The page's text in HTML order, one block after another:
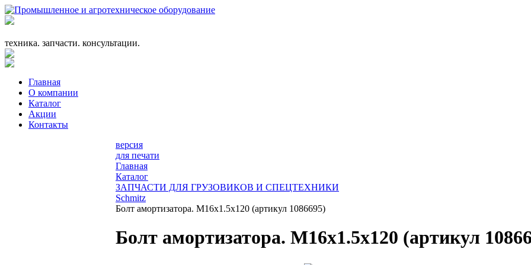
техника. запчасти. консультации.
Главная
О компании
Каталог
Акции
Контакты
версия
для печати
Главная
Каталог
ЗАПЧАСТИ ДЛЯ ГРУЗОВИКОВ И СПЕЦТЕХНИКИ
Schmitz
Болт амортизатора. M16x1.5х120 (артикул 1086695)
Болт амортизатора. M16x1.5х120 (артикул